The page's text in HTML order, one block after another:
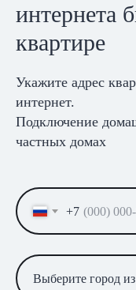
интернета
квартире
Укажите адрес
интернет.
Подключение
частных домах
+7